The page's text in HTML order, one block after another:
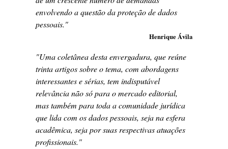
envolvendo a questão da proteção de dados
pessoais."
Henrique Ávila
"Uma coletânea desta envergadura, que reúne
trinta artigos sobre o tema, com abordagens
interessantes e sérias, tem indisputável
relevância não só para o mercado editorial,
mas também para toda a comunidade jurídica
que lida com os dados pessoais, seja na esfera
acadêmica, seja por suas respectivas atuações
profissionais."